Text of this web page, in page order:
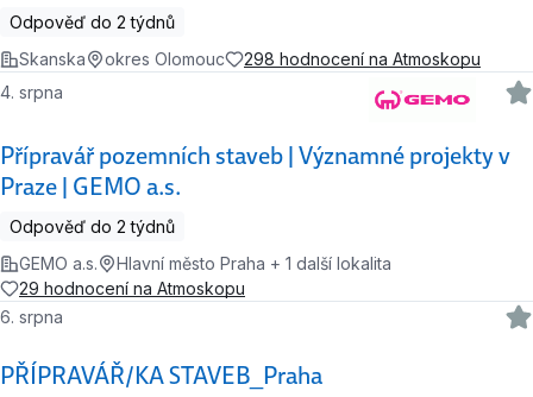
Odpověď do 2 týdnů
Skanska
okres Olomouc 298 hodnocení na Atmoskopu
Přípravář pozemních staveb | Významné projekty v
Praze | GEMO a.s.
4. srpna
Odpověď do 2 týdnů
GEMO a.s.
Hlavní město Praha + 1 další lokalita
29 hodnocení na Atmoskopu
PŘÍPRAVÁŘ/KA STAVEB_Praha
6. srpna